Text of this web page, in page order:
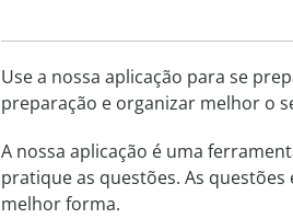
Use a nossa aplicação para se
preparação e organizar melhor o
A nossa aplicação é uma
pratique as questões. As
melhor forma.